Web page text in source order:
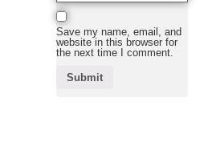
Save my name, email, and
website in this browser for
the next time I comment.